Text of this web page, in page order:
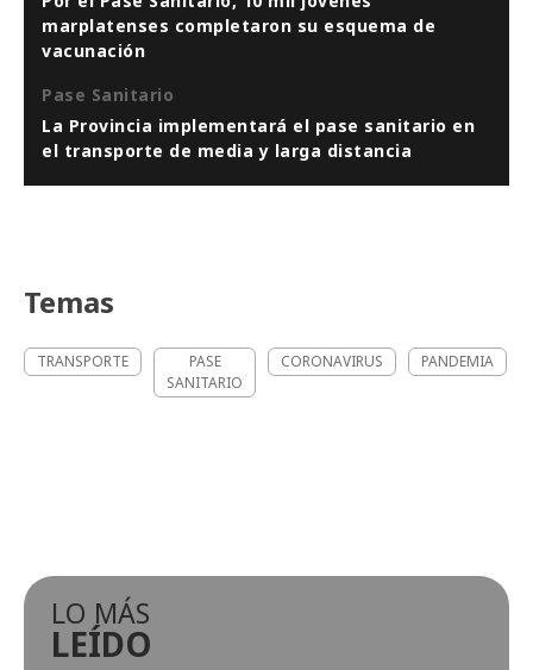
marplatenses completaron su esquema de
vacunación
Pase Sanitario
La Provincia implementará el pase sanitario en
el transporte de media y larga distancia
Temas
TRANSPORTE
PASE
SANITARIO
CORONAVIRUS PANDEMIA
LO MÁS
LEÍDO